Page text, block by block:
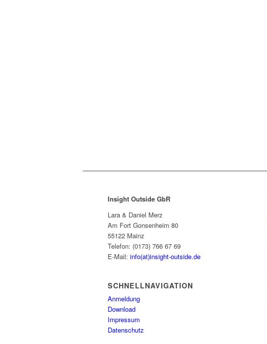
Insight Outside GbR
Lara & Daniel Merz
Am Fort Gonsenheim 80
55122 Mainz
Telefon: (0173) 766 67 69
E-Mail: info(at)insight-outside.de
SCHNELLNAVIGATION
Anmeldung
Download
Impressum
Datenschutz